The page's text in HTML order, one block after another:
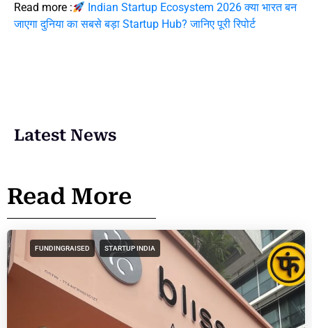
Read more :
Indian Startup Ecosystem 2026 क्या भारत बन
जाएगा दुनिया का सबसे बड़ा Startup Hub? जानिए पूरी रिपोर्ट
Latest News
Read More
FUNDINGRAISED STARTUP INDIA